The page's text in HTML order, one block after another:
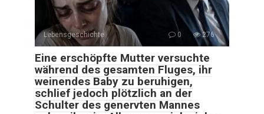
Lebensgeschichte 0 276
Eine erschöpfte Mutter versuchte
während des gesamten Fluges, ihr
weinendes Baby zu beruhigen,
schlief jedoch plötzlich an der
Schulter des genervten Mannes